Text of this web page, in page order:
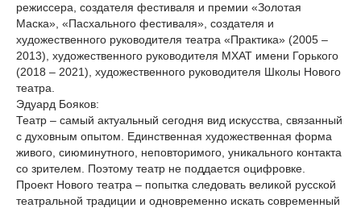
режиссера, создателя фестиваля и премии «Золотая
Маска», «Пасхального фестиваля», создателя и
художественного руководителя театра «Практика» (2005 –
2013), художественного руководителя МХАТ имени Горького
(2018 – 2021), художественного руководителя Школы Нового
театра.
Эдуард Бояков:
Театр – самый актуальный сегодня вид искусства, связанный
с духовным опытом. Единственная художественная форма
живого, сиюминутного, неповторимого, уникального контакта
со зрителем. Поэтому театр не поддается оцифровке.
Проект Нового театра – попытка следовать великой русской
театральной традиции и одновременно искать современный